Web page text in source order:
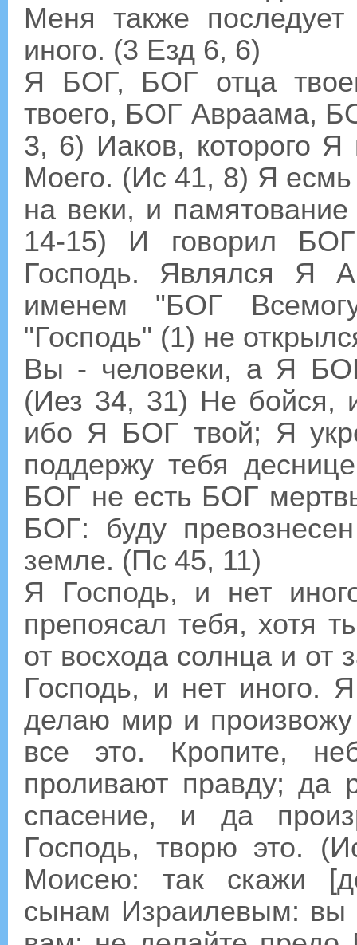
Меня также
иного. (3 Езд 6, 6)
Я БОГ, БОГ отца
твоего, БОГ Авраама,
3, 6) Иаков, которого
Моего. (Ис 41, 8) Я
на веки, и
14-15) И говорил
Господь. Являлся Я
именем "БОГ
"Господь" (1) не
Вы - человеки, а Я
(Иез 34, 31) Не бойся,
ибо Я БОГ твой; Я
поддержу тебя
БОГ не есть БОГ
БОГ: буду
земле. (Пс 45, 11)
Я Господь, и нет
препоясал тебя, хотя
от восхода солнца и от
Господь, и нет иного.
делаю мир и
все это. Кропите,
проливают правду; да
спасение, и да
Господь, творю это.
Моисею: так скажи
сынам Израилевым: вы